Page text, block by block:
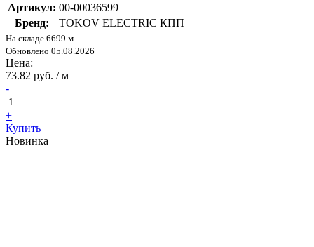
Артикул: 00-00036599
Бренд:
TOKOV ELECTRIC КПП
На складе 6699 м
Обновлено 05.08.2026
Цена:
73.82 руб. / м
-
+
Купить
Новинка